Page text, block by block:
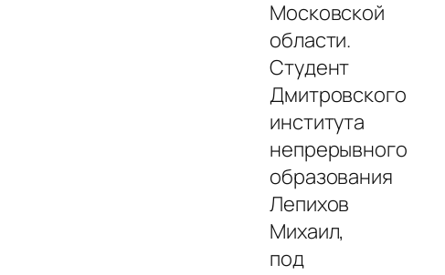
Московской
области.
Студент
Дмитровского
института
непрерывного
образования
Лепихов
Михаил,
под